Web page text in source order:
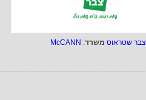
צבר שטראוס משרד:
McCANN